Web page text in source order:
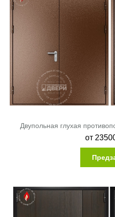
Двупольная глухая
от